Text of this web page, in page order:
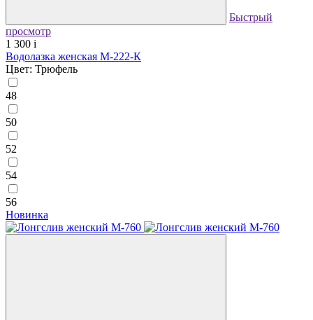
Быстрый
просмотр
1 300 i
Водолазка женская М-222-К
Цвет: Трюфель
48
50
52
54
56
Новинка